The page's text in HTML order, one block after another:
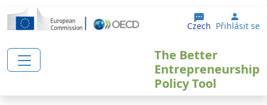
Přejít k hlavnímu obsahu
Czech User
Přihlásit se
The Better
Entrepreneurship
Policy Tool